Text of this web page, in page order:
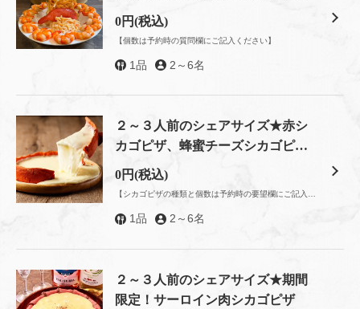
ご予約です♪
0円(税込)
【個数は予約時の質問欄にご記入ください】
1品 2～6名
２～３人前のシェアサイズ★赤シ
カゴピザ、蜂蜜チーズシカゴピザ
をご注文の方はこちらから！
0円(税込)
【シカゴピザの種類と個数は予約時の要望欄にご記入ください】
1品 2～6名
２～３人前のシェアサイズ★期間
限定！サーロイン肉シカゴピザ